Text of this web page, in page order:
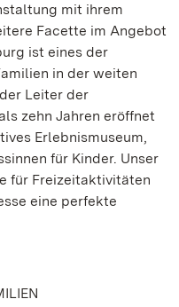
mit ihrem
Facette im Angebot
ist eines der
in der weiten
Leiter der
zehn Jahren eröffnet
Erlebnismuseum,
für Kinder. Unser
für Freizeitaktivitäten
eine perfekte